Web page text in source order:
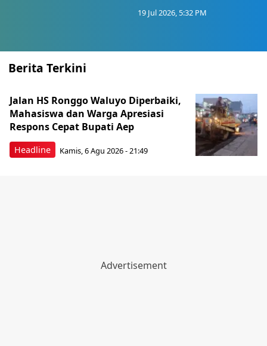
19 Jul 2026, 5:32 PM
Berita Terkini
Headline
Jalan HS Ronggo Waluyo Diperbaiki,
Mahasiswa dan Warga Apresiasi
Respons Cepat Bupati Aep
Kamis, 6 Agu 2026 - 21:49